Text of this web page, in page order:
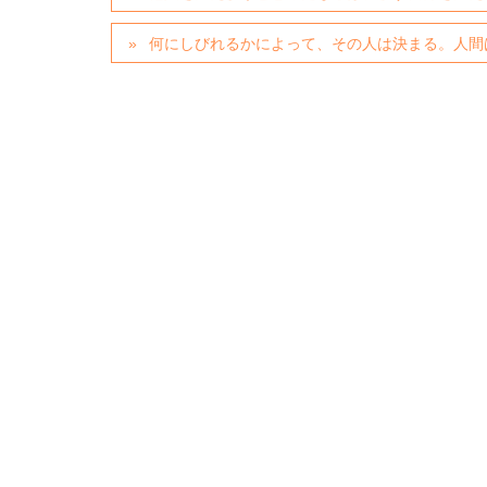
何にしびれるかによって、その人は決まる。人